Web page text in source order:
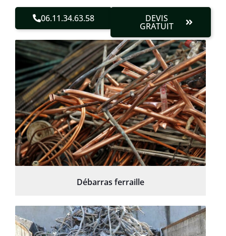
06.11.34.63.58 DEVIS
GRATUIT
Débarras ferraille